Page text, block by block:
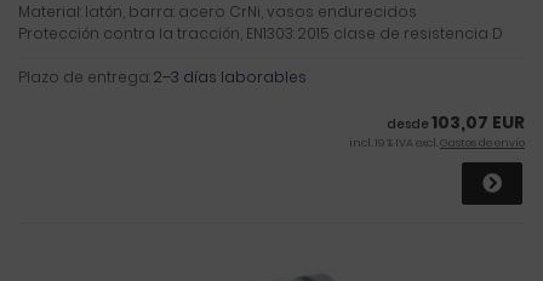
Material: latón, barra: acero CrNi, vasos endurecidos
Protección contra la tracción, EN1303: 2015 clase de resistencia D
Plazo de entrega:2–3 días laborables
desde 103,07 EUR
incl. 19 % IVA excl.Gastos de envío